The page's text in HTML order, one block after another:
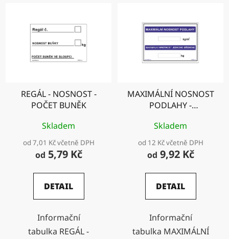
REGÁL - NOSNOST -
POČET BUNĚK
Skladem
od 7,01 Kč včetně DPH
od 5,79 Kč
DETAIL
Informační
tabulka REGÁL -
MAXIMÁLNÍ NOSNOST
PODLAHY -
JEDNOHO BŘEMENE
Skladem
od 12 Kč včetně DPH
od 9,92 Kč
DETAIL
Informační
tabulka MAXIMÁLNÍ